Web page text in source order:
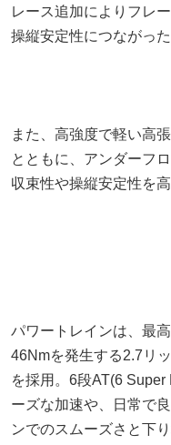
レース追加によりフレ
操縦安定性につながった
また、高強度で軽い高
とともに、アンダーフ
収束性や操縦安定性を
パワートレインは、最
46Nmを発生する2.7リ
を採用。6段AT(6
ーズな加速や、日常で
ンでのスムーズさと下